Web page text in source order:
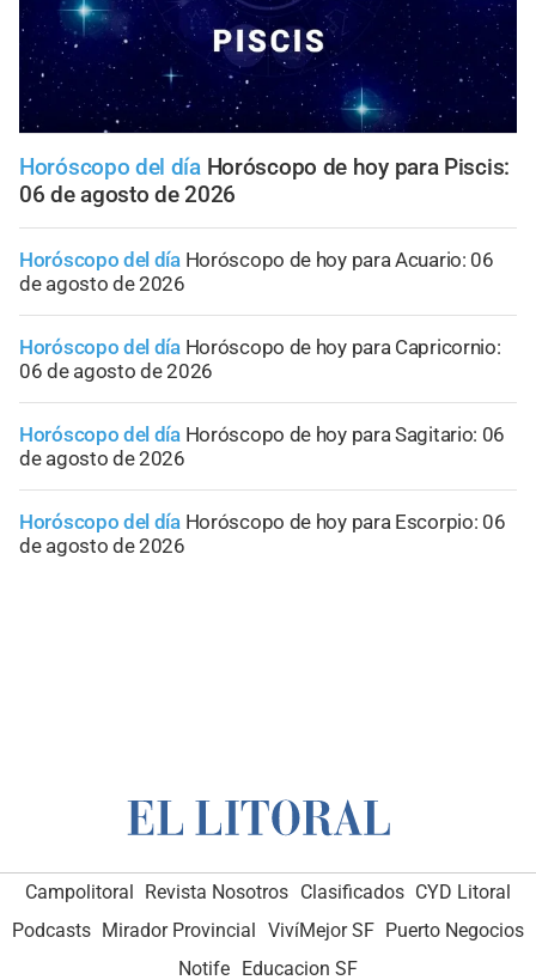
Horóscopo del día Horóscopo de hoy para Piscis:
06 de agosto de 2026
Horóscopo del día Horóscopo de hoy para Acuario: 06
de agosto de 2026
Horóscopo del día Horóscopo de hoy para Capricornio:
06 de agosto de 2026
Horóscopo del día Horóscopo de hoy para Sagitario: 06
de agosto de 2026
Horóscopo del día Horóscopo de hoy para Escorpio: 06
de agosto de 2026
Campolitoral Revista Nosotros Clasificados CYD Litoral
Podcasts Mirador Provincial VivíMejor SF Puerto Negocios
Notife Educacion SF